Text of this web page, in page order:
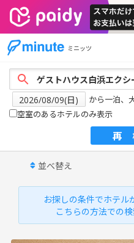
ミニッツ
から一泊、
空室のあるホテルのみ表示
再
並べ替え
お探しの条件でホテル
こちらの方法での